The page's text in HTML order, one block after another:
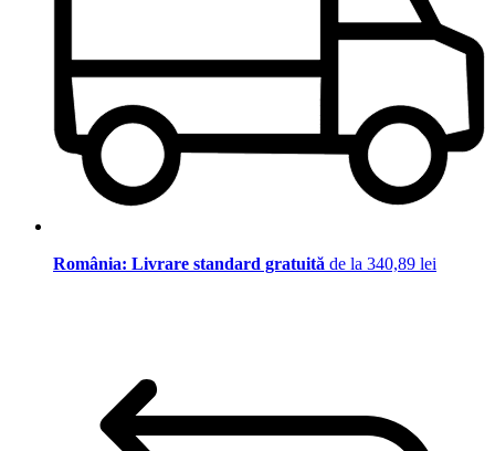
România: Livrare standard gratuită de la 340,89 lei